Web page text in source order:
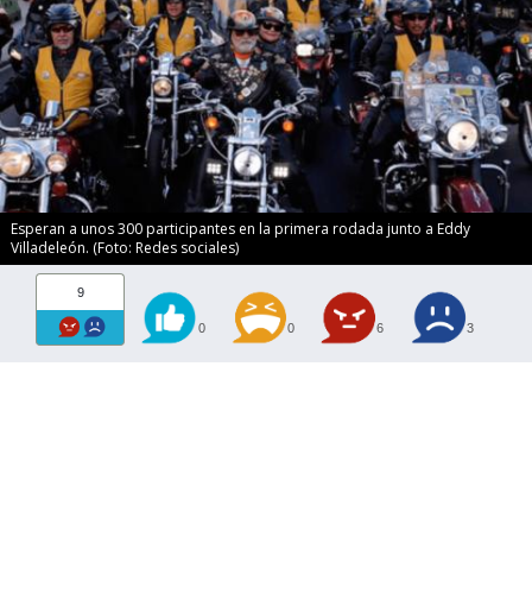
Esperan a unos 300 participantes en la primera rodada junto a Eddy
Villadeleón. (Foto: Redes sociales)
9
0 0 6 3